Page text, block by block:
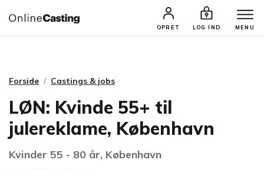
OPRET LOG IND MENU
CASTINGS & JOBS SØG PROFIL
Forside Castings & jobs
LØN: Kvinde 55+ til
julereklame, København
Kvinder 55 - 80 år, København